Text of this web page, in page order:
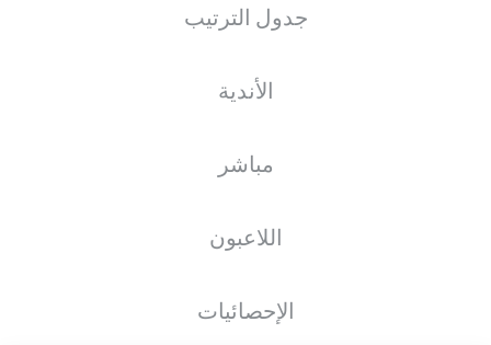
جدول الترتيب
الأندية
مباشر
اللاعبون
الإحصائيات
26.09.1995